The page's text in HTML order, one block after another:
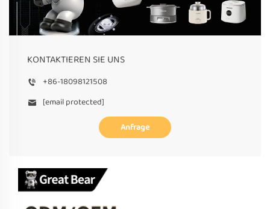
KONTAKTIEREN SIE UNS
+86-18098121508
[email protected]
Anfrage